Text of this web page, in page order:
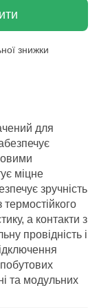
знижки
для
міцне
зручність
а контакти з
провідність і
та модульних